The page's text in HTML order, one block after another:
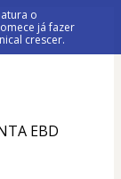
o
já fazer
crescer.
EBD